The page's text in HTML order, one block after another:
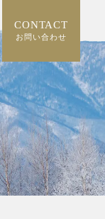
CONTACT
お問い合わせ
お問い合わせ